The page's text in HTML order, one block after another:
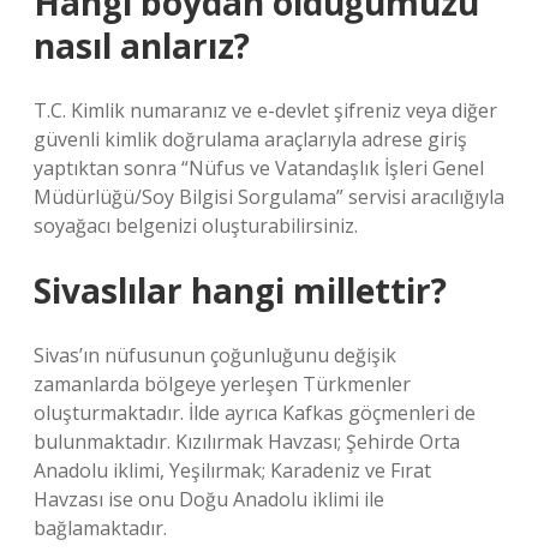
nasıl anlarız?
T.C. Kimlik numaranız ve e-devlet şifreniz veya diğer
güvenli kimlik doğrulama araçlarıyla adrese giriş
yaptıktan sonra “Nüfus ve Vatandaşlık İşleri Genel
Müdürlüğü/Soy Bilgisi Sorgulama” servisi aracılığıyla
soyağacı belgenizi oluşturabilirsiniz.
Sivaslılar hangi millettir?
Sivas’ın nüfusunun çoğunluğunu değişik
zamanlarda bölgeye yerleşen Türkmenler
oluşturmaktadır. İlde ayrıca Kafkas göçmenleri de
bulunmaktadır. Kızılırmak Havzası; Şehirde Orta
Anadolu iklimi, Yeşilırmak; Karadeniz ve Fırat
Havzası ise onu Doğu Anadolu iklimi ile
bağlamaktadır.